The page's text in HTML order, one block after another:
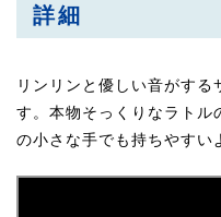
詳細
リンリンと優しい音がす
す。本物そっくりなラトル
の小さな手でも持ちやすい